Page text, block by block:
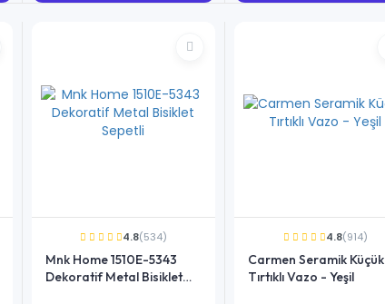
4.8(534)
Mnk Home 1510E-5343
Dekoratif Metal Bisiklet
4.8(914)
Carmen Seramik Küçük
Tırtıklı Vazo - Yeşil